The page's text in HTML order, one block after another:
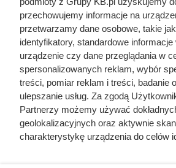
przechowujemy informacje na
przetwarzamy dane osobowe, takie
identyfikatory, standardowe informacje
urządzenie czy dane przeglądania w
spersonalizowanych reklam, wybór
treści, pomiar reklam i treści, badanie
ulepszanie usług. Za zgodą
Partnerzy możemy używać
geolokalizacyjnych oraz aktywnie
charakterystykę urządzenia do celów